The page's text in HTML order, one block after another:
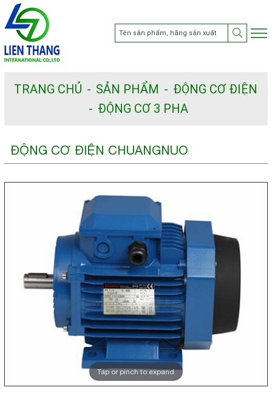
TRANG CHỦ SẢN PHẨM
ĐỘNG CƠ ĐIỆN
ĐỘNG CƠ 3 PHA
ĐỘNG CƠ ĐIỆN CHUANGNUO
Tap or pinch to expand